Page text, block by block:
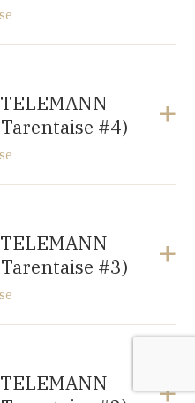
#4)
#3)